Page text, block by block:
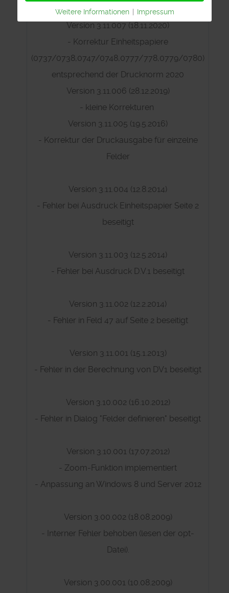
Version 3.11.007 (18.11.2020)
- Korrektur Einheitspapiere
(0737/0738,0747/0748,0777/778,0779/0780)
entsprechend der Drucknorm 2020
Version 3.11.006 (28.12.2019)
- kleine Korrekturen
Version 3.11.005 (19.5.2016)
- Korrektur der Druckausgabe für einzelne
Felder
Version 3.11.004 (12.8.2014)
- Fehler bei Ausdruck Einheitspapier Seite 2
beseitigt
Version 3.11.003 (12.5.2014)
- Fehler bei Ausdruck D.V.1 beseitigt
Version 3.11.002 (12.2.2014)
- Fehler in Feld 47 auf Seite 2 beseitigt
Version 3.11.001 (15.1.2013)
- Fehler in der Berechnung von DV1 beseitigt
Version 3.10.002 (16.10.2012)
- Fehler in Dialog "Felder definieren" beseitigt
Version 3.10.001 (17.07.2012)
- Zoom-Funktion implementiert
- Anpassung an Windows 8 und Server 2012
Version 3.00.002 (18.08.2009)
- Interner Fehler behoben (lesen der opt-
Datei).
Version 3.00.001 (10.08.2009)
Weitere Informationen | Impressum